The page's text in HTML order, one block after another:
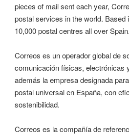
pieces of mail sent each year,
postal services in the world. Based
10,000 postal centres all over Spain.
Correos es un operador global de
comunicación físicas, electrónicas
además la empresa designada
postal universal en España, con
sostenibilidad.
Correos es la compañía de